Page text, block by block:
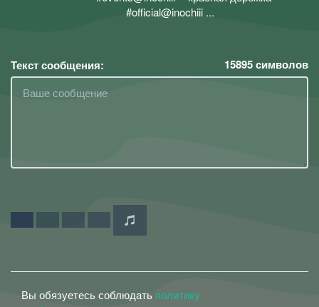
ᅠᅠᅠ#official@inochiii ...
Текст сообщения: 15895символов
Вы обязуетесь соблюдать политику